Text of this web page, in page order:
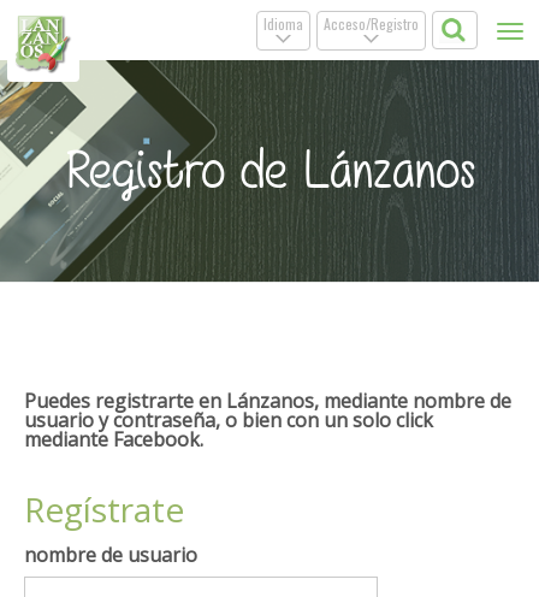
Acceso/Registro
.
Idioma
.
Registro de Lánzanos
Puedes registrarte en Lánzanos, mediante nombre de
usuario y contraseña, o bien con un solo click
mediante Facebook.
Regístrate
nombre de usuario